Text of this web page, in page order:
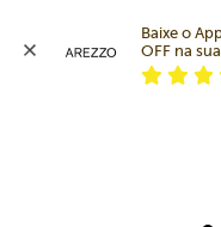
Baixe o
OFF na